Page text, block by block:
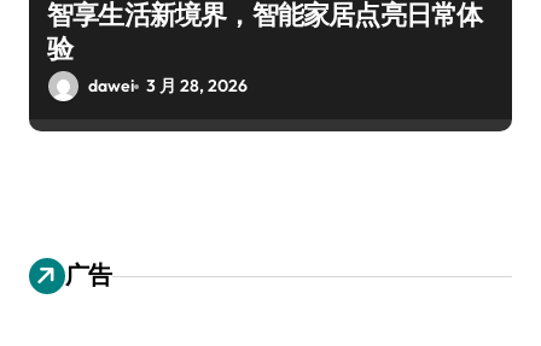
智享生活新境界，智能家居点亮日常体
验
dawei 3 月 28, 2026
广告